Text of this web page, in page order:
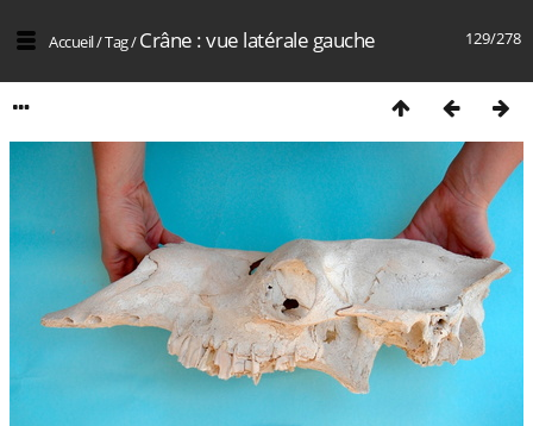
129/278
Accueil/Tag/Crâne : vue latérale gauche